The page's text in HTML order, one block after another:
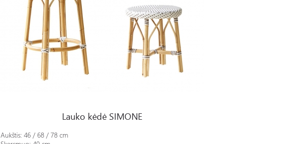
Lauko kėdė SIMONE
Aukštis: 46 / 68 / 78 cm